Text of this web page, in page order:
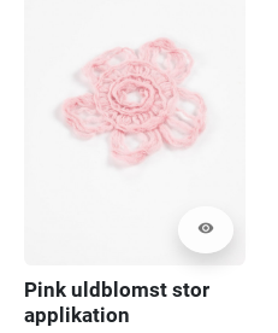
visibility
Pink uldblomst stor
applikation